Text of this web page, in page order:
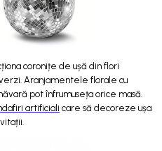
coronițe de ușă din flori
Aranjamentele florale cu
pot înfrumuseța orice masă.
artificiali care să decoreze ușa